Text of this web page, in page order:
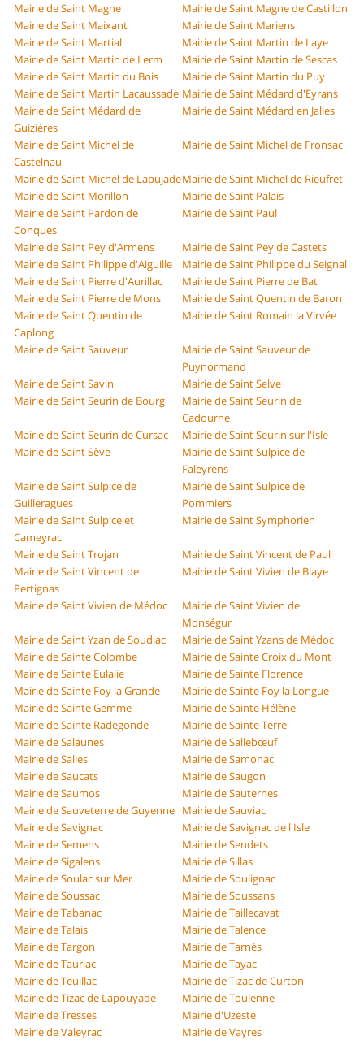
Mairie de Saint Magne
Mairie de Saint Magne de Castillon
Mairie de Saint Maixant
Mairie de Saint Mariens
Mairie de Saint Martial
Mairie de Saint Martin de Laye
Mairie de Saint Martin de Lerm
Mairie de Saint Martin de Sescas
Mairie de Saint Martin du Bois
Mairie de Saint Martin du Puy
Mairie de Saint Martin Lacaussade Mairie de Saint Médard d'Eyrans
Mairie de Saint Médard de
Guizières
Mairie de Saint Médard en Jalles
Mairie de Saint Michel de
Castelnau
Mairie de Saint Michel de Fronsac
Mairie de Saint Michel de LapujadeMairie de Saint Michel de Rieufret
Mairie de Saint Morillon
Mairie de Saint Palais
Mairie de Saint Pardon de
Conques
Mairie de Saint Paul
Mairie de Saint Pey d'Armens
Mairie de Saint Pey de Castets
Mairie de Saint Philippe d'Aiguille
Mairie de Saint Philippe du Seignal
Mairie de Saint Pierre d'Aurillac
Mairie de Saint Pierre de Bat
Mairie de Saint Pierre de Mons
Mairie de Saint Quentin de Baron
Mairie de Saint Quentin de
Caplong
Mairie de Saint Romain la Virvée
Mairie de Saint Sauveur
Mairie de Saint Sauveur de
Puynormand
Mairie de Saint Savin
Mairie de Saint Selve
Mairie de Saint Seurin de Bourg
Mairie de Saint Seurin de
Cadourne
Mairie de Saint Seurin de Cursac
Mairie de Saint Seurin sur l'Isle
Mairie de Saint Sève
Mairie de Saint Sulpice de
Faleyrens
Mairie de Saint Sulpice de
Guilleragues
Mairie de Saint Sulpice de
Pommiers
Mairie de Saint Sulpice et
Cameyrac
Mairie de Saint Symphorien
Mairie de Saint Trojan
Mairie de Saint Vincent de Paul
Mairie de Saint Vincent de
Pertignas
Mairie de Saint Vivien de Blaye
Mairie de Saint Vivien de Médoc
Mairie de Saint Vivien de
Monségur
Mairie de Saint Yzan de Soudiac
Mairie de Saint Yzans de Médoc
Mairie de Sainte Colombe
Mairie de Sainte Croix du Mont
Mairie de Sainte Eulalie
Mairie de Sainte Florence
Mairie de Sainte Foy la Grande
Mairie de Sainte Foy la Longue
Mairie de Sainte Gemme
Mairie de Sainte Hélène
Mairie de Sainte Radegonde
Mairie de Sainte Terre
Mairie de Salaunes
Mairie de Sallebœuf
Mairie de Salles
Mairie de Samonac
Mairie de Saucats
Mairie de Saugon
Mairie de Saumos
Mairie de Sauternes
Mairie de Sauveterre de Guyenne Mairie de Sauviac
Mairie de Savignac
Mairie de Savignac de l'Isle
Mairie de Semens
Mairie de Sendets
Mairie de Sigalens
Mairie de Sillas
Mairie de Soulac sur Mer
Mairie de Soulignac
Mairie de Soussac
Mairie de Soussans
Mairie de Tabanac
Mairie de Taillecavat
Mairie de Talais
Mairie de Talence
Mairie de Targon
Mairie de Tarnès
Mairie de Tauriac
Mairie de Tayac
Mairie de Teuillac
Mairie de Tizac de Curton
Mairie de Tizac de Lapouyade
Mairie de Toulenne
Mairie de Tresses
Mairie d'Uzeste
Mairie de Valeyrac
Mairie de Vayres